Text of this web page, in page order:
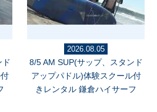
2026.08.05
8/5 AM SUP(サップ、スタンド
アップパドル)体験スクール付
きレンタル 鎌倉ハイサーフ